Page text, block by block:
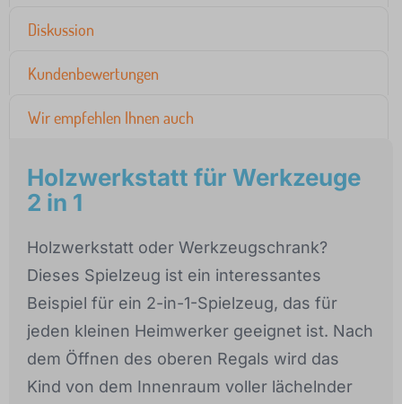
Diskussion
Kundenbewertungen
Wir empfehlen Ihnen auch
Holzwerkstatt für Werkzeuge
2 in 1
Holzwerkstatt oder Werkzeugschrank?
Dieses Spielzeug ist ein interessantes
Beispiel für ein 2-in-1-Spielzeug, das für
jeden kleinen Heimwerker geeignet ist. Nach
dem Öffnen des oberen Regals wird das
Kind von dem Innenraum voller lächelnder